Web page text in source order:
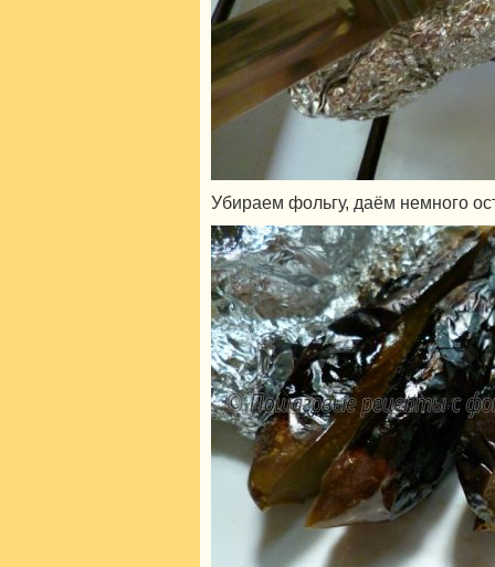
Убираем фольгу, даём немного